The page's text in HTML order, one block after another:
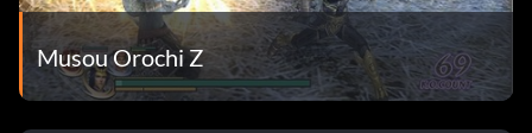
Musou Orochi Z